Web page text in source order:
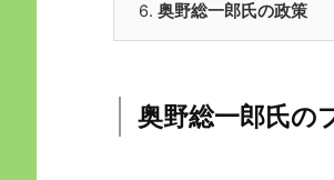
6. 奥野総一郎氏の政策
奥野総一郎氏の